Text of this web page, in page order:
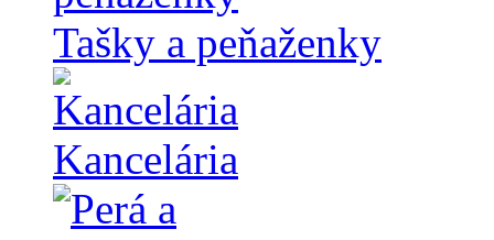
Tašky a peňaženky
Kancelária